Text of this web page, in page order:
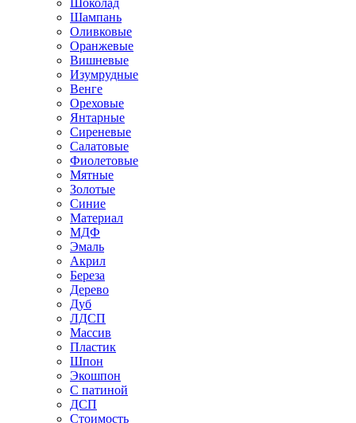
Шоколад
Шампань
Оливковые
Оранжевые
Вишневые
Изумрудные
Венге
Ореховые
Янтарные
Сиреневые
Салатовые
Фиолетовые
Мятные
Золотые
Синие
Материал
МДФ
Эмаль
Акрил
Береза
Дерево
Дуб
ЛДСП
Массив
Пластик
Шпон
Экошпон
С патиной
ДСП
Стоимость